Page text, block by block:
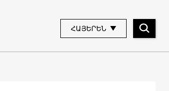
ՀԱՅԵՐԵՆ